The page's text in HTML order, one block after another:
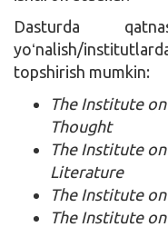
Dasturda
yoʻnalish/
topshirish mumkin:
The Institute
Thought
The Institute
Literature
The Institute
The Institute